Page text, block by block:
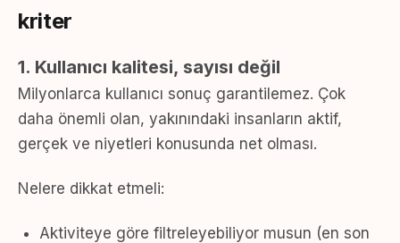
kriter
1. Kullanıcı kalitesi, sayısı değil
Milyonlarca kullanıcı sonuç garantilemez. Çok
daha önemli olan, yakınındaki insanların aktif,
gerçek ve niyetleri konusunda net olması.
Nelere dikkat etmeli:
Aktiviteye göre filtreleyebiliyor musun (en son